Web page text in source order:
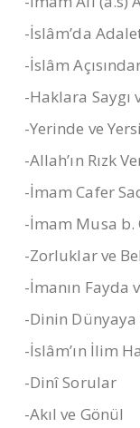
-İslâm’da
-İslâm
-Haklara Saygı
-Yerinde ve
-Allah’ın Rızk
-İmam Cafer
-İmam Musa b.
-Zorluklar ve
-İmanın Fayda
-Dinin Dünyaya
-İslâm’ın İlim
-Dinî Sorular
-Akıl ve Gönül